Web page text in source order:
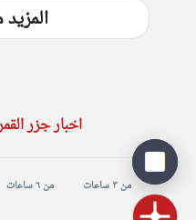
اخبار جزر
من ٣ ساعات من ٦ ساعات